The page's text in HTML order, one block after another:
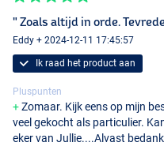
" Zoals altijd in orde.
Eddy + 2024-12-11 17:45:57
Ik raad het product aan
Pluspunten
Zomaar. Kijk eens op mijn
veel gekocht als particulier.
eker van Jullie....Alvast